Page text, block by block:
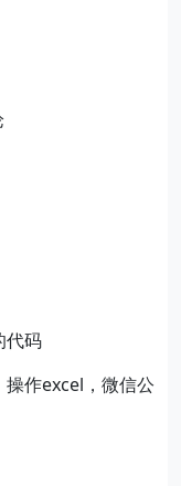
代码
作excel，微信公